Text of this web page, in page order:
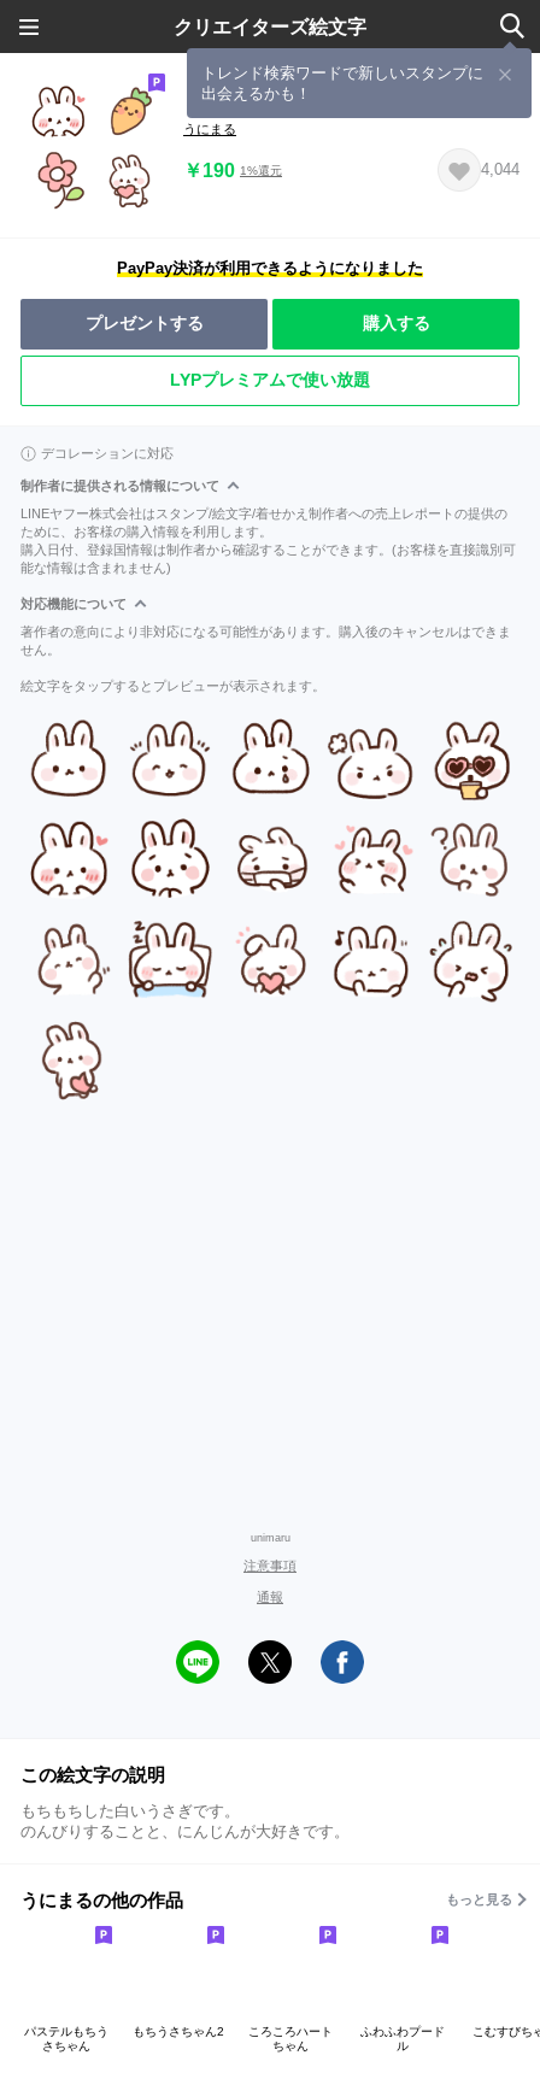
クリエイターズ絵文字
トレンド検索ワードで新しいスタンプに
出会えるかも！
もちうさちゃん
うにまる
￥190 1%還元 4,044
PayPay決済が利用できるようになりました
プレゼントする 購入する
LYPプレミアムで使い放題
デコレーションに対応
制作者に提供される情報について
LINEヤフー株式会社はスタンプ/絵文字/着せかえ制作者への売上レポートの提供の
ために、お客様の購入情報を利用します。
購入日付、登録国情報は制作者から確認することができます。(お客様を直接識別可
能な情報は含まれません)
対応機能について
著作者の意向により非対応になる可能性があります。購入後のキャンセルはできま
せん。
絵文字をタップするとプレビューが表示されます。
unimaru
注意事項
通報
この絵文字の説明
もちもちした白いうさぎです。
のんびりすることと、にんじんが大好きです。
うにまるの他の作品 もっと見る
パステルもちう
さちゃん
もちうさちゃん2
ころころハート
ちゃん
ふわふわプード
ル
こむすびち